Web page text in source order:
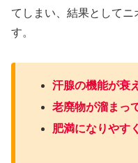
てしまい、結果としてニ
す。
汗腺の機能が衰
老廃物が溜まっ
肥満になりやす